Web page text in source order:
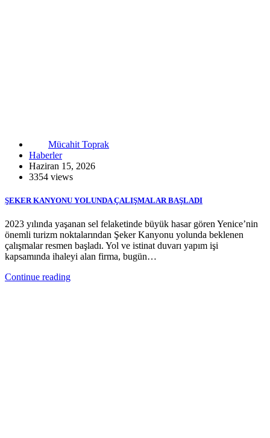
Mücahit Toprak
Haberler
Haziran 15, 2026
3354 views
ŞEKER KANYONU YOLUNDA ÇALIŞMALAR BAŞLADI
2023 yılında yaşanan sel felaketinde büyük hasar gören Yenice’nin
önemli turizm noktalarından Şeker Kanyonu yolunda beklenen
çalışmalar resmen başladı. Yol ve istinat duvarı yapım işi
kapsamında ihaleyi alan firma, bugün…
Continue reading